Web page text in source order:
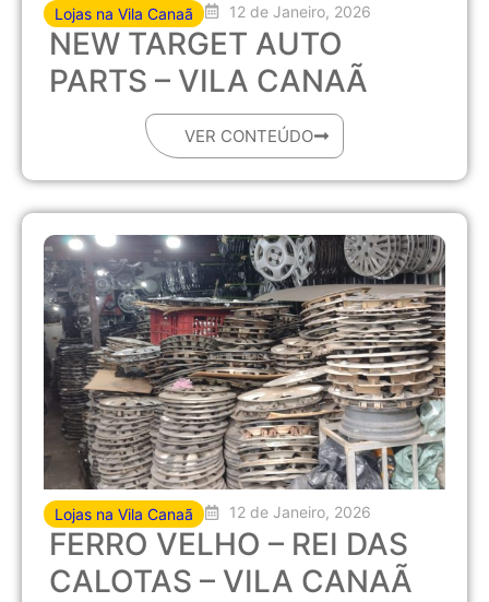
Lojas na Vila Canaã 12 de Janeiro, 2026
NEW TARGET AUTO
PARTS – VILA CANAÃ
VER CONTEÚDO
Lojas na Vila Canaã 12 de Janeiro, 2026
FERRO VELHO – REI DAS
CALOTAS – VILA CANAÃ